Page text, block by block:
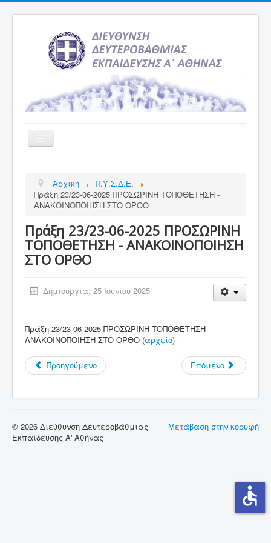
Εναλλαγή
πλοήγησης
Υπηρεσία Ενημέρωσης
Τελευταία νέα
Σχολεία
Εκδρομές
Σύνδεσμοι
Αρχική
Π.Υ.Σ.Δ.Ε.
Πράξη 23/23-06-2025 ΠΡΟΣΩΡΙΝΗ ΤΟΠΟΘΕΤΗΣΗ -
ΑΝΑΚΟΙΝΟΠΟΙΗΣΗ ΣΤΟ ΟΡΘΟ
Πράξη 23/23-06-2025 ΠΡΟΣΩΡΙΝΗ
ΤΟΠΟΘΕΤΗΣΗ - ΑΝΑΚΟΙΝΟΠΟΙΗΣΗ
ΣΤΟ ΟΡΘΟ
Δημιουργία: 25 Ιουνίου 2025
Πράξη 23/23-06-2025 ΠΡΟΣΩΡΙΝΗ ΤΟΠΟΘΕΤΗΣΗ -
ΑΝΑΚΟΙΝΟΠΟΙΗΣΗ ΣΤΟ ΟΡΘΟ (αρχείο)
Προηγούμενο Επόμενο
Μετάβαση στην κορυφή
© 2026 Διεύθυνση Δευτεροβάθμιας
Εκπαίδευσης Α' Αθήνας
accessible